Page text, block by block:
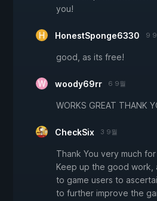
you!
HonestSponge6330 9 9
good, as its free!
woody69rr 6 9월
WORKS GREAT THANK
CheckSix 3 9월
Thank You very much
Keep up the good work,
to game users to
to further improve the